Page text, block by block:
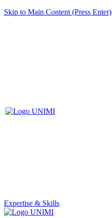
Skip to Main Content (Press Enter)
Expertise & Skills